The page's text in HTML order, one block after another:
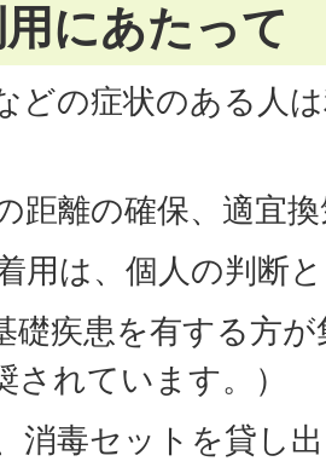
にあたって
どの症状のある人
距離の確保、適宜
用は、個人の判断
礎疾患を有する方
されています。）
消毒セットを貸し